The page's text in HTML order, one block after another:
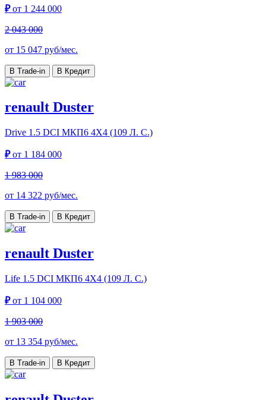
₽от 1 244 000
2 043 000
от 15 047 руб/мес.
В Trade-in В Кредит
renault Duster
Drive 1.5 DCI МКП6 4Х4 (109 Л. С.)
₽от 1 184 000
1 983 000
от 14 322 руб/мес.
В Trade-in В Кредит
renault Duster
Life 1.5 DCI МКП6 4Х4 (109 Л. С.)
₽от 1 104 000
1 903 000
от 13 354 руб/мес.
В Trade-in В Кредит